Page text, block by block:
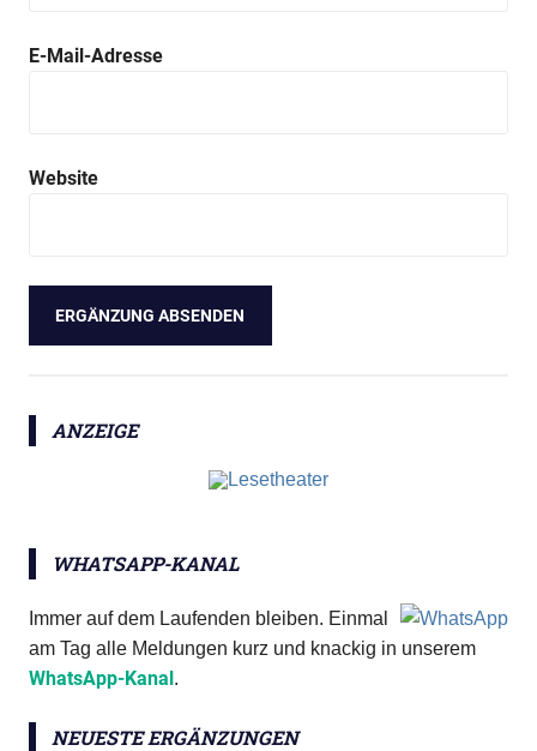
E-Mail-Adresse
Website
ANZEIGE
WHATSAPP-KANAL
Immer auf dem Laufenden bleiben. Einmal
am Tag alle Meldungen kurz und knackig in unserem
WhatsApp-Kanal.
NEUESTE ERGÄNZUNGEN